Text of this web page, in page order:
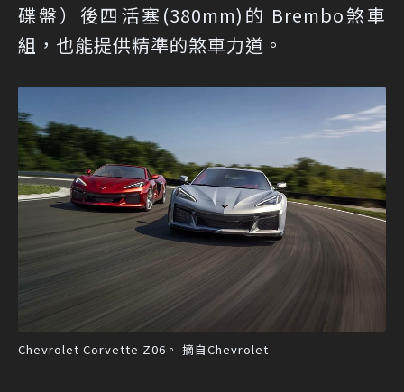
碟盤）後四活塞(380mm)的 Brembo煞車
組，也能提供精準的煞車力道。
Chevrolet Corvette Z06。 摘自Chevrolet